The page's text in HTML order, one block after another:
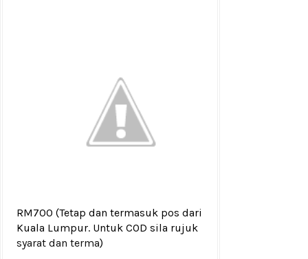
RM700 (Tetap dan termasuk pos dari
Kuala Lumpur. Untuk COD sila rujuk
syarat dan terma)